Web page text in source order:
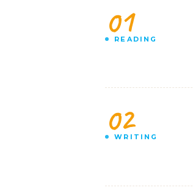
01
READING
02
WRITING